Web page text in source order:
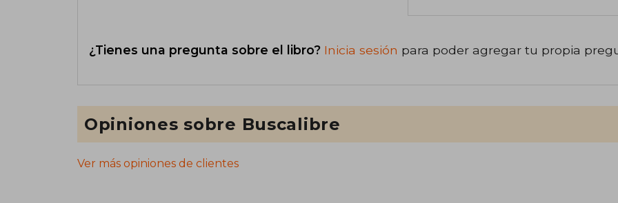
¿Tienes una pregunta sobre el libro? Inicia sesión para poder agregar tu propia
Opiniones sobre Buscalibre
Ver más opiniones de clientes